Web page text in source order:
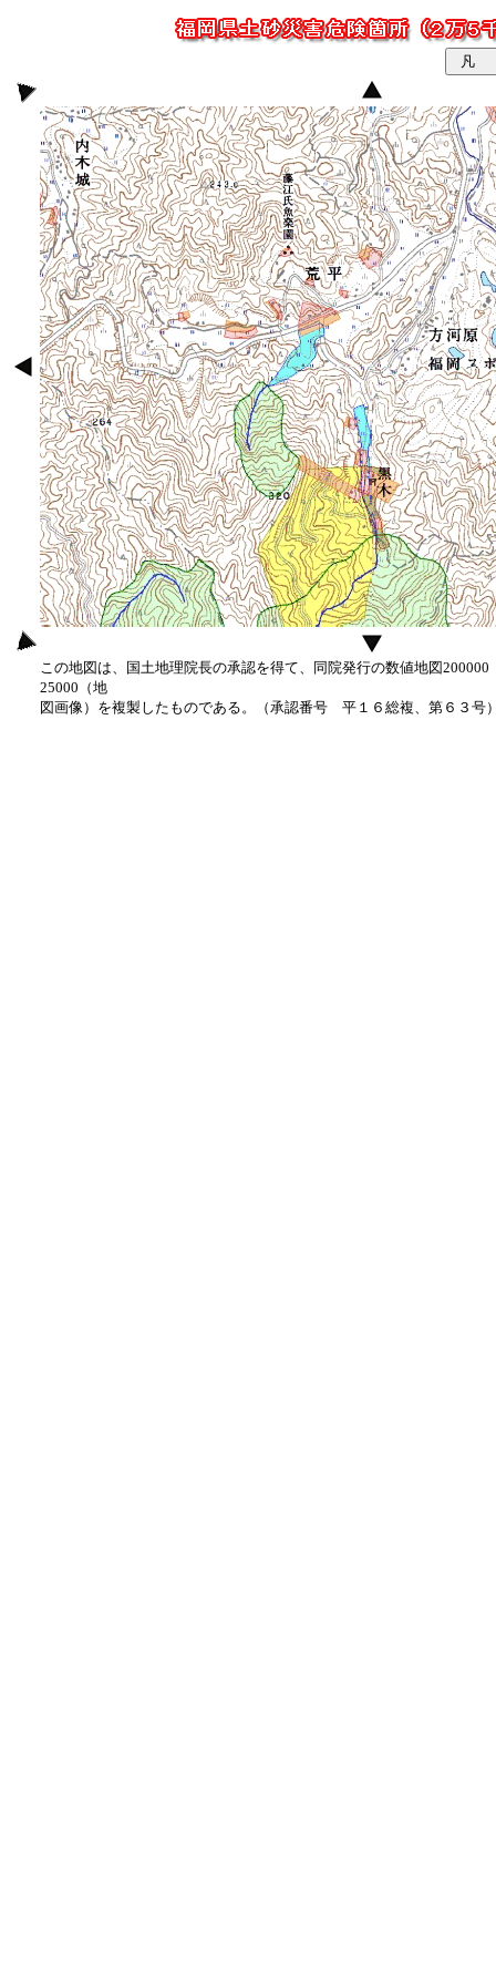
この地図は、国土地理院長の承認を得て、同院発行の数値地図
25000（地
図画像）を複製したものである。（承認番号 平１６総複、第６３号